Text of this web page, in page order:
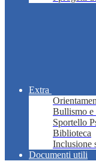
Extra
Bullismo e
Sportello
Biblioteca
Inclusione
Documenti utili